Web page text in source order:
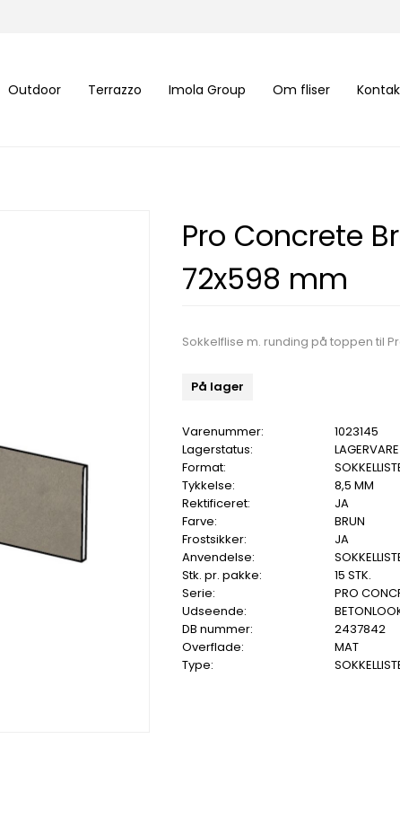
Outdoor Terrazzo Imola Group Om fliser
Pro Concrete
72x598 mm
Sokkelflise m. runding på toppen til
På lager
Varenummer:
1023145
Lagerstatus:
LAGERVARE
Format:
Tykkelse:
8,5 MM
Rektificeret:
JA
Farve:
BRUN
Frostsikker:
JA
Anvendelse:
Stk. pr. pakke:
15 STK.
Serie:
PRO
Udseende:
DB nummer:
2437842
Overflade:
MAT
Type: